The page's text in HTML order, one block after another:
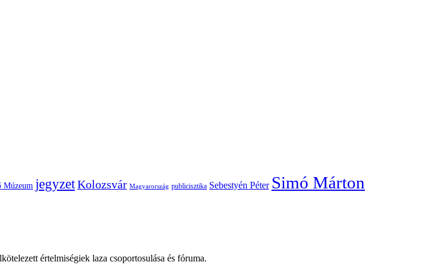
Múzeum jegyzetKolozsvár Magyarország publicisztika Sebestyén Péter Simó Márton
értelmiségiek laza csoportosulása és fóruma.